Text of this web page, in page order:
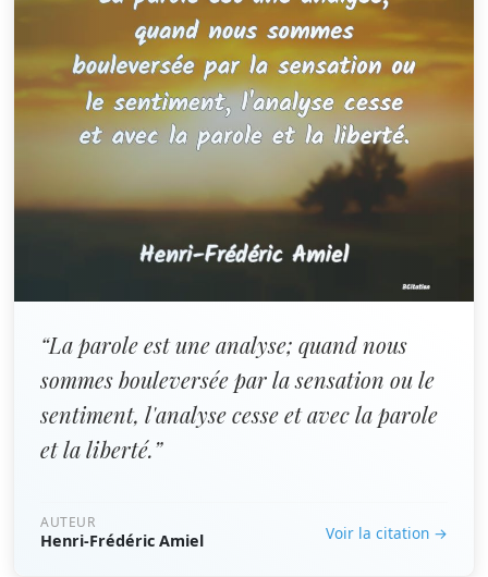
“La parole est une analyse; quand nous
sommes bouleversée par la sensation ou le
sentiment, l'analyse cesse et avec la parole
et la liberté.”
AUTEUR
Henri-Frédéric Amiel Voir la citation →